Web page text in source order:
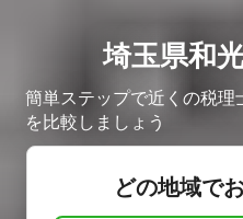
埼玉県和
簡単ステップで近くの税理
を比較しましょう
どの地域で